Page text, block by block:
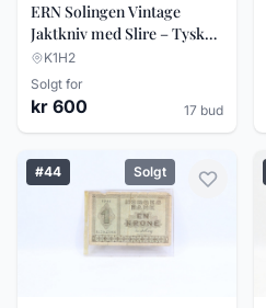
ERN Solingen Vintage
Jaktkniv med Slire – Tysk
Kvalitetskniv – 33 cm
K1H2
Solgt for
kr 600 17 bud
#44 Solgt